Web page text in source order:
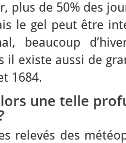
plus de 50% des
le gel peut être
beaucoup
il existe aussi de
1684.
une telle
relevés des